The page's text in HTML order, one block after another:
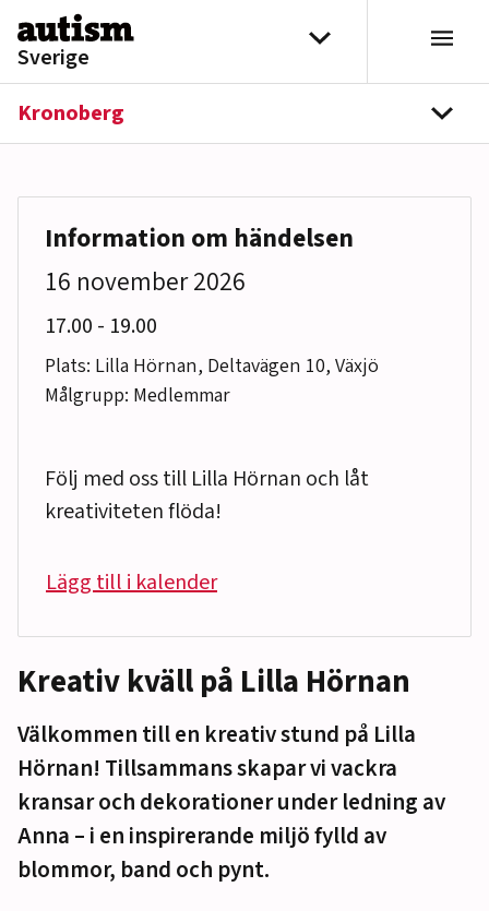
Hoppa till innehåll
Sverige
Välj distrikt
Kronoberg
Kreativ kväll på Lilla Hörnan
Välkommen till en kreativ stund på Lilla
Hörnan! Tillsammans skapar vi vackra
kransar och dekorationer under ledning av
Anna – i en inspirerande miljö fylld av
blommor, band och pynt.
Information om händelsen
16 november 2026
17.00 till
- 19.00
Plats: Lilla Hörnan, Deltavägen 10, Växjö
Målgrupp: Medlemmar
Följ med oss till Lilla Hörnan och låt
kreativiteten flöda!
Lägg till i kalender